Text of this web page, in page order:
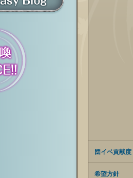
団イベ貢献度
希望方針